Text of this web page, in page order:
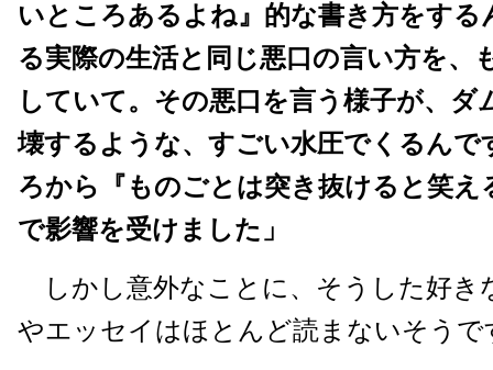
いところあるよね』的な書き方をする
る実際の生活と同じ悪口の言い方を、
していて。その悪口を言う様子が、ダ
壊するような、すごい水圧でくるんで
ろから『ものごとは突き抜けると笑え
で影響を受けました」
しかし意外なことに、そうした好き
やエッセイはほとんど読まないそうで